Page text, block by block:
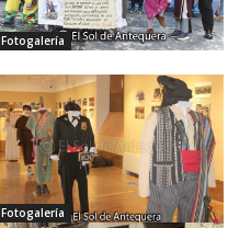
Fotogalería
Fotogalería